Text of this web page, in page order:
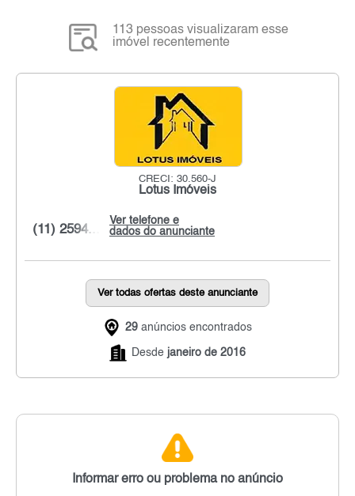
113 pessoas visualizaram esse
imóvel recentemente
CRECI: 30.560-J
Lotus Imóveis
Ver telefone e
dados do anunciante
(11) 2594...
Ver todas ofertas deste anunciante
29 anúncios encontrados
Desde janeiro de 2016
Informar erro ou problema no anúncio